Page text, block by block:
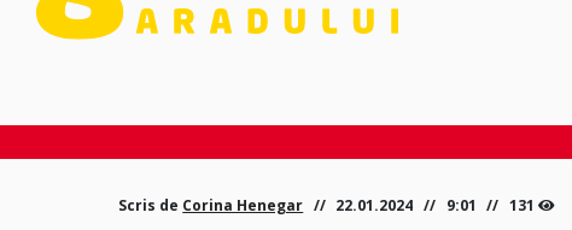
Scris de Corina Henegar 22.01.2024 9:01 131